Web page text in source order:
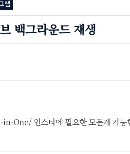
램
백그라운드 재생
One/ 인스타에 필요한 모든게 가능